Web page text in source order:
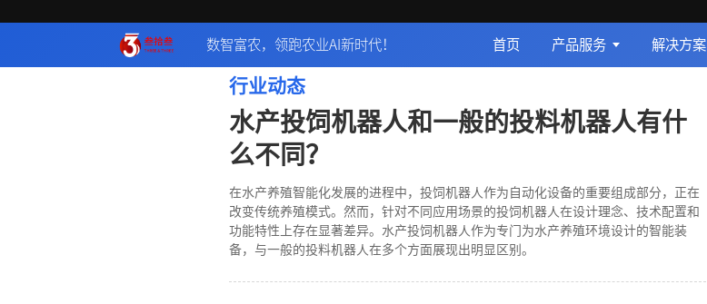
数智富农，领跑农业AI新时代！ 首页 产品服务 解决方案
行业动态
水产投饲机器人和一般的投料机器人有什
么不同？
在水产养殖智能化发展的进程中，投饲机器人作为自动化设备的重要组成部分，正在
改变传统养殖模式。然而，针对不同应用场景的投饲机器人在设计理念、技术配置和
功能特性上存在显著差异。水产投饲机器人作为专门为水产养殖环境设计的智能装
备，与一般的投料机器人在多个方面展现出明显区别。